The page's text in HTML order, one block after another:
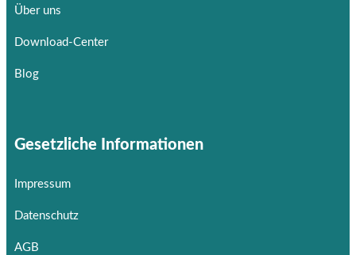
Über uns
Download-Center
Blog
Gesetzliche Informationen
Impressum
Datenschutz
AGB